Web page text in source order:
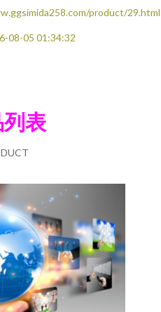
product/29.html
08-05 01:34:32
表